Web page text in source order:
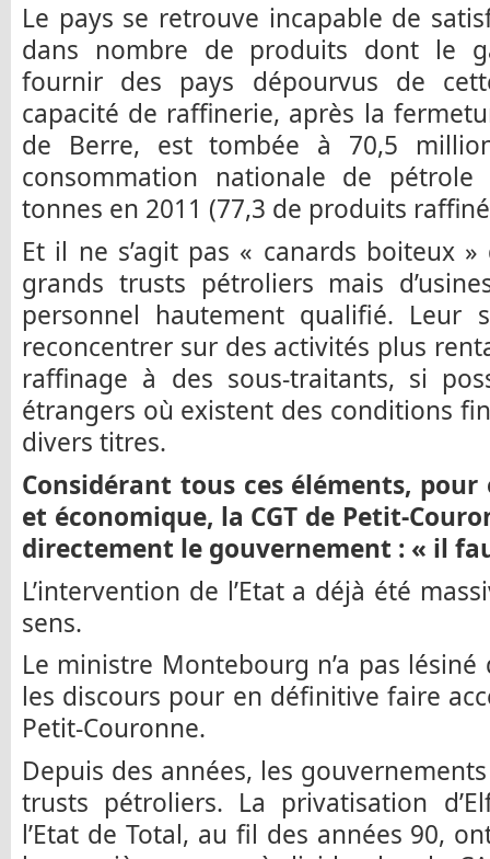
Le pays se retrouve incapable de
dans nombre de produits dont le
fournir des pays dépourvus de
capacité de raffinerie, après la
de Berre, est tombée à 70,5
consommation nationale de
tonnes en 2011 (77,3 de produits
Et il ne s’agit pas « canards boiteux
grands trusts pétroliers mais
personnel hautement qualifié. Leur
reconcentrer sur des activités plus
raffinage à des sous-traitants, si
étrangers où existent des conditions
divers titres.
Considérant tous ces éléments,
et économique, la CGT de Petit-
directement le gouvernement : « il
L’intervention de l’Etat a déjà été
sens.
Le ministre Montebourg n’a pas
les discours pour en définitive faire
Petit-Couronne.
Depuis des années, les
trusts pétroliers. La privatisation
l’Etat de Total, au fil des années 90,